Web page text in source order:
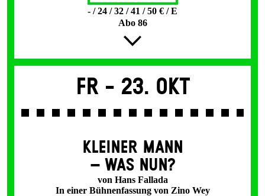
- / 24 / 32 / 41 / 50 € / E
Abo 86
Fr - 23. Okt
KLEINER MANN
– WAS NUN?
von Hans Fallada
In einer Bühnenfassung von Zino Wey